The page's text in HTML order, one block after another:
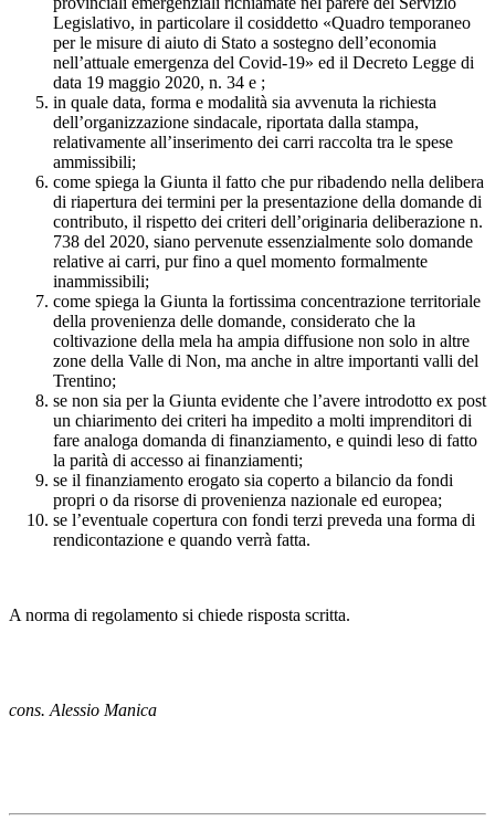
Legislativo, in particolare il cosiddetto «Quadro temporaneo
per le misure di aiuto di Stato a sostegno dell’economia
nell’attuale emergenza del Covid-19» ed il Decreto Legge di
data 19 maggio 2020, n. 34 e ;
in quale data, forma e modalità sia avvenuta la richiesta
dell’organizzazione sindacale, riportata dalla stampa,
relativamente all’inserimento dei carri raccolta tra le spese
ammissibili;
come spiega la Giunta il fatto che pur ribadendo nella delibera
di riapertura dei termini per la presentazione della domande di
contributo, il rispetto dei criteri dell’originaria deliberazione n.
738 del 2020, siano pervenute essenzialmente solo domande
relative ai carri, pur fino a quel momento formalmente
inammissibili;
come spiega la Giunta la fortissima concentrazione territoriale
della provenienza delle domande, considerato che la
coltivazione della mela ha ampia diffusione non solo in altre
zone della Valle di Non, ma anche in altre importanti valli del
Trentino;
se non sia per la Giunta evidente che l’avere introdotto ex post
un chiarimento dei criteri ha impedito a molti imprenditori di
fare analoga domanda di finanziamento, e quindi leso di fatto
la parità di accesso ai finanziamenti;
se il finanziamento erogato sia coperto a bilancio da fondi
propri o da risorse di provenienza nazionale ed europea;
se l’eventuale copertura con fondi terzi preveda una forma di
rendicontazione e quando verrà fatta.
A norma di regolamento si chiede risposta scritta.
cons. Alessio Manica